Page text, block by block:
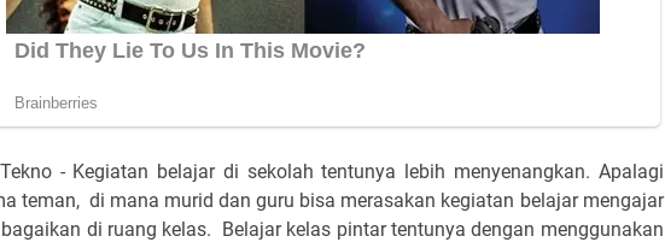
- Kegiatan belajar di sekolah tentunya lebih menyenangkan. Apalagi
teman, di mana murid dan guru bisa merasakan kegiatan belajar mengajar
di ruang kelas. Belajar kelas pintar tentunya dengan menggunakan